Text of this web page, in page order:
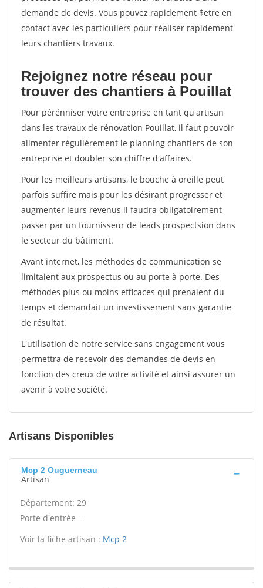
demande de devis. Vous pouvez rapidement $etre en
contact avec les particuliers pour réaliser rapidement
leurs chantiers travaux.
Rejoignez notre réseau pour
trouver des chantiers à Pouillat
Pour pérénniser votre entreprise en tant qu'artisan
dans les travaux de rénovation Pouillat, il faut pouvoir
alimenter régulièrement le planning chantiers de son
entreprise et doubler son chiffre d'affaires.
Pour les meilleurs artisans, le bouche à oreille peut
parfois suffire mais pour les désirant progresser et
augmenter leurs revenus il faudra obligatoirement
passer par un fournisseur de leads prospectsion dans
le secteur du bâtiment.
Avant internet, les méthodes de communication se
limitaient aux prospectus ou au porte à porte. Des
méthodes plus ou moins efficaces qui prenaient du
temps et demandait un investissement sans garantie
de résultat.
L'utilisation de notre service sans engagement vous
permettra de recevoir des demandes de devis en
fonction des creux de votre activité et ainsi assurer un
avenir à votre société.
Artisans Disponibles
Mcp 2 Ouguerneau
Artisan
Département: 29
Porte d'entrée -
Voir la fiche artisan : Mcp 2